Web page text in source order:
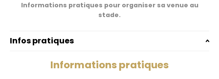
Informations pratiques pour organiser sa venue au
stade.
Infos pratiques
Informations pratiques